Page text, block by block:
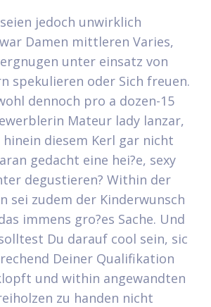
jedoch unwirklich
Damen mittleren Varies,
unter einsatz von
spekulieren oder Sich freuen.
dennoch pro a dozen-15
Mateur lady lanzar,
diesem Kerl gar nicht
gedacht eine hei?e, sexy
degustieren? Within der
sei zudem der Kinderwunsch
immens gro?es Sache. Und
Du darauf cool sein, sic
Deiner Qualifikation
und within angewandten
zu handen nicht